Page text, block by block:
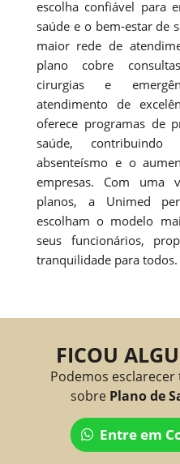
escolha confiável para
saúde e o bem-estar de
maior rede de
plano cobre
cirurgias e
atendimento de
oferece programas de
saúde,
absenteísmo e o
empresas. Com uma
planos, a Unimed
escolham o modelo
seus funcionários,
tranquilidade para todos.
FICOU
Podemos
sobre Plano de
Entre em